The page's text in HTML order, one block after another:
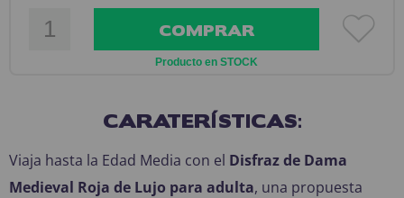
COMPRAR
Producto en STOCK
CARATERÍSTICAS:
Viaja hasta la Edad Media con el Disfraz de Dama
Medieval Roja de Lujo para adulta, una propuesta